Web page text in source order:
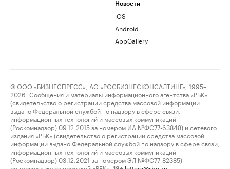
Новости
iOS
Android
AppGallery
© ООО «БИЗНЕСПРЕСС», АО «РОСБИЗНЕСКОНСАЛТИНГ», 1995–
2026. Сообщения и материалы информационного агентства «РБК»
(свидетельство о регистрации средства массовой информации
выдано Федеральной службой по надзору в сфере связи,
информационных технологий и массовых коммуникаций
(Роскомнадзор) 09.12.2015 за номером ИА №ФС77-63848) и сетевого
издания «РБК» (свидетельство о регистрации средства массовой
информации выдано Федеральной службой по надзору в сфере связи,
информационных технологий и массовых коммуникаций
(Роскомнадзор) 03.12.2021 за номером ЭЛ №ФС77-82385)